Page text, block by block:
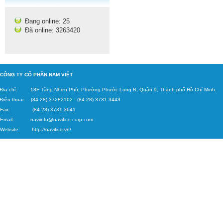
Đang online: 25
Đã online: 3263420
CÔNG TY CỔ PHẦN NAM VIỆT
Địa chỉ: 18F Tăng Nhơn Phú, Phường Phước Long B, Quận 9, Thành phố Hồ Chí Minh.
Điện thoại: (84.28) 37282102 - (84.28) 3731 3443
Fax: (84.28) 3731 3641
Email: naviinfo@navifico-corp.com
Website: http://navifico.vn/